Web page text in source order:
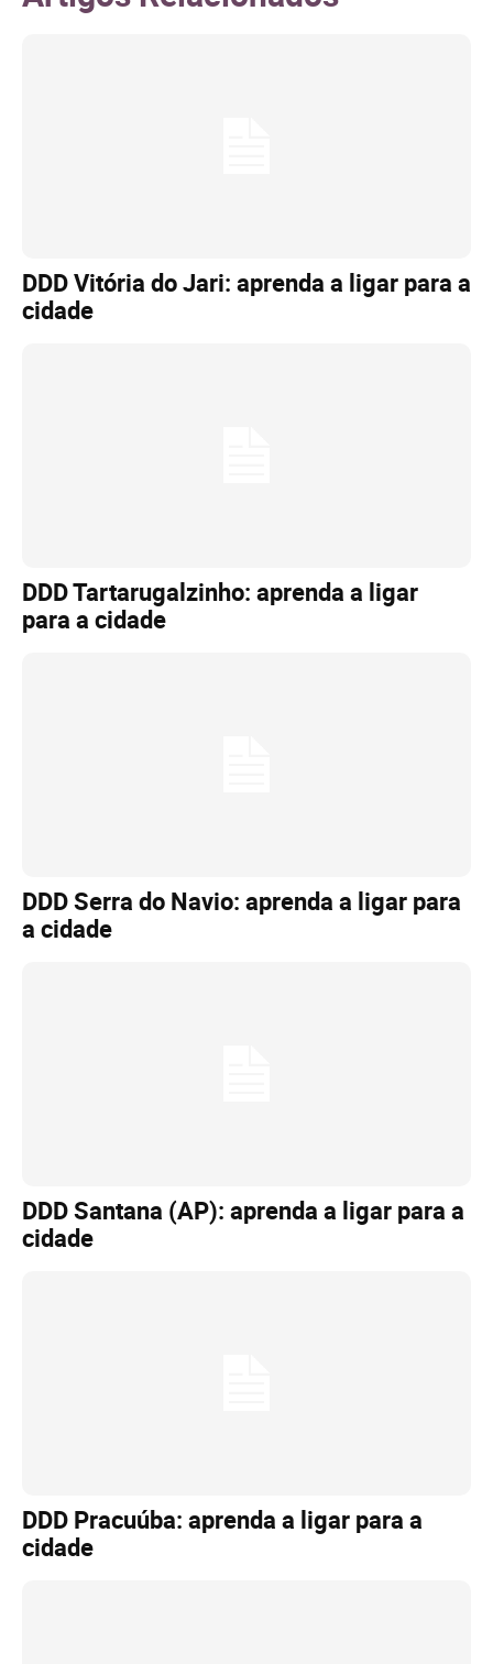
DDD Vitória do Jari: aprenda a ligar para a
cidade
DDD Tartarugalzinho: aprenda a ligar
para a cidade
DDD Serra do Navio: aprenda a ligar para
a cidade
DDD Santana (AP): aprenda a ligar para a
cidade
DDD Pracuúba: aprenda a ligar para a
cidade